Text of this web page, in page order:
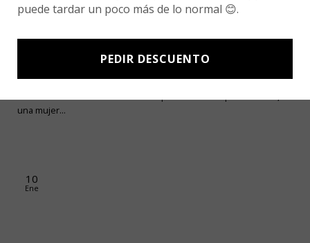
La abuela materna tiene una gran
importancia para la vida de un niño
una mujer...
10
Ene
puede tardar un poco más de lo normal 😊.
PEDIR DESCUENTO